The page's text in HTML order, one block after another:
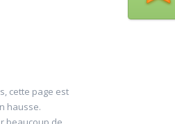
cette page est
hausse.